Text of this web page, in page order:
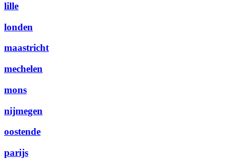
lille
londen
maastricht
mechelen
mons
nijmegen
oostende
parijs